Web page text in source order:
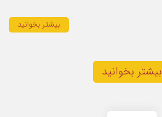
بیشتر بخوانید
بیشتر بخوانید